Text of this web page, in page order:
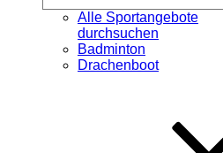
Alle Sportangebote
durchsuchen
Badminton
Drachenboot